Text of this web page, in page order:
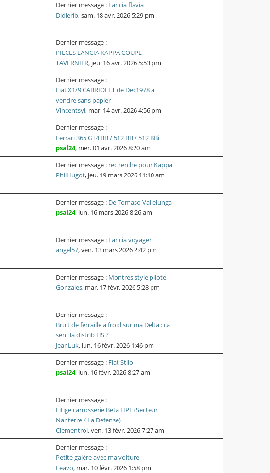
Dernier message : Lancia flavia
Didierlb,sam. 18 avr. 2026 5:29 pm
Dernier message :
PIECES LANCIA KAPPA COUPE
TAVERNIER, jeu. 16 avr. 2026 5:53 pm
Dernier message :
Fiat X1/9 CABRIOLET de Dec1978 à
vendre sans papier
Vincentsyl, mar. 14 avr. 2026 4:56 pm
Dernier message :
Ferrari 365 GT4 BB / 512 BB / 512 BBi
psal24, mer. 01 avr. 2026 8:20 am
Dernier message : recherche pour Kappa
PhilHugot, jeu. 19 mars 2026 11:10 am
Dernier message : De Tomaso Vallelunga
psal24, lun. 16 mars 2026 8:26 am
Dernier message : Lancia voyager
angel57,ven. 13 mars 2026 2:42 pm
Dernier message : Montres style pilote
Gonzales, mar. 17 févr. 2026 5:28 pm
Dernier message :
Bruit de ferraille a froid sur ma Delta : ca
sent la distrib HS ?
JeanLuk, lun. 16 févr. 2026 1:46 pm
Dernier message : Fiat Stilo
psal24, lun. 16 févr. 2026 8:27 am
Dernier message :
Litige carrosserie Beta HPE (Secteur
Nanterre / La Defense)
Clementrol,ven. 13 févr. 2026 7:27 am
Dernier message :
Petite galère avec ma voiture
Leavo, mar. 10 févr. 2026 1:58 pm